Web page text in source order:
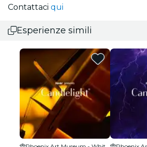
Contattaci qui
Esperienze simili